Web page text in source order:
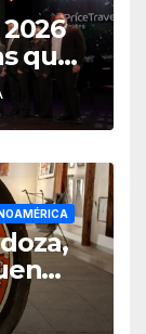
que
del